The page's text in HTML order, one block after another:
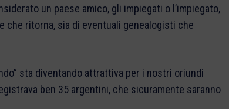
un paese amico, gli impiegati o l’impiegato,
che ritorna, sia di eventuali genealogisti che
sta diventando attrattiva per i nostri oriundi
ben 35 argentini, che sicuramente saranno